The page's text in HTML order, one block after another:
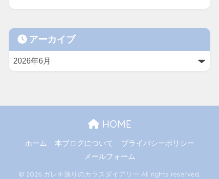
アーカイブ
HOME
ホーム 本ブログについて
プライバシーポリシー
メールフォーム
© 2026 ガレキ漁りのカラスダイアリー All rights reserved.